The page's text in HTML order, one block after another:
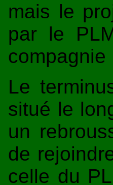
mais le
par le
compagnie
Le
situé le
un
de
celle du